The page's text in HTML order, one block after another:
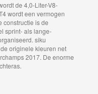
de 4,0-Liter-V8-
wordt een vermogen
constructie is de
sprint- als lange-
siku
originele kleuren net
2017. De enorme